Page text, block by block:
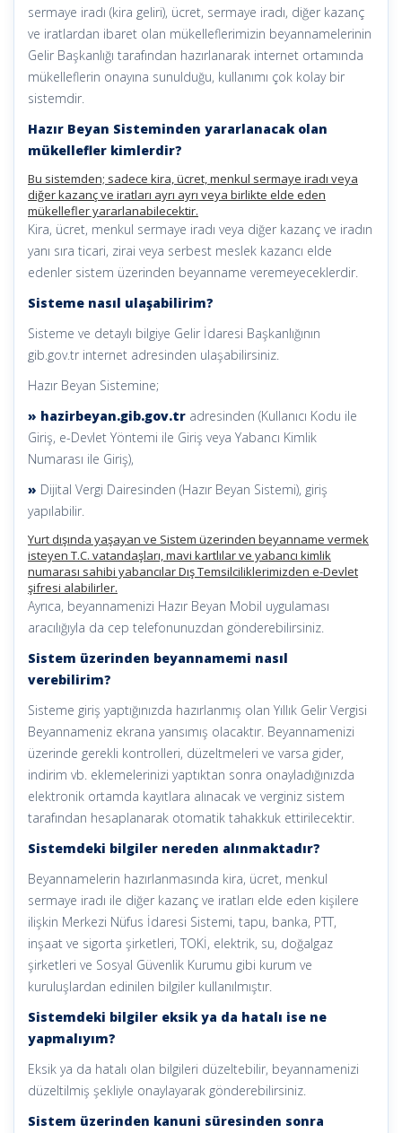
sermaye iradı (kira geliri), ücret, sermaye iradı, diğer kazanç
ve iratlardan ibaret olan mükelleflerimizin beyannamelerinin
Gelir Başkanlığı tarafından hazırlanarak internet ortamında
mükelleflerin onayına sunulduğu, kullanımı çok kolay bir
sistemdir.
Hazır Beyan Sisteminden yararlanacak olan
mükellefler kimlerdir?
Bu sistemden; sadece kira, ücret, menkul sermaye iradı veya
diğer kazanç ve iratları ayrı ayrı veya birlikte elde eden
mükellefler yararlanabilecektir.
Kira, ücret, menkul sermaye iradı veya diğer kazanç ve iradın
yanı sıra ticari, zirai veya serbest meslek kazancı elde
edenler sistem üzerinden beyanname veremeyeceklerdir.
Sisteme nasıl ulaşabilirim?
Sisteme ve detaylı bilgiye Gelir İdaresi Başkanlığının
gib.gov.tr internet adresinden ulaşabilirsiniz.
Hazır Beyan Sistemine;
» hazirbeyan.gib.gov.tr adresinden (Kullanıcı Kodu ile
Giriş, e-Devlet Yöntemi ile Giriş veya Yabancı Kimlik
Numarası ile Giriş),
» Dijital Vergi Dairesinden (Hazır Beyan Sistemi), giriş
yapılabilir.
Yurt dışında yaşayan ve Sistem üzerinden beyanname vermek
isteyen T.C. vatandaşları, mavi kartlılar ve yabancı kimlik
numarası sahibi yabancılar Dış Temsilciliklerimizden e-Devlet
şifresi alabilirler.
Ayrıca, beyannamenizi Hazır Beyan Mobil uygulaması
aracılığıyla da cep telefonunuzdan gönderebilirsiniz.
Sistem üzerinden beyannamemi nasıl
verebilirim?
Sisteme giriş yaptığınızda hazırlanmış olan Yıllık Gelir Vergisi
Beyannameniz ekrana yansımış olacaktır. Beyannamenizi
üzerinde gerekli kontrolleri, düzeltmeleri ve varsa gider,
indirim vb. eklemelerinizi yaptıktan sonra onayladığınızda
elektronik ortamda kayıtlara alınacak ve verginiz sistem
tarafından hesaplanarak otomatik tahakkuk ettirilecektir.
Sistemdeki bilgiler nereden alınmaktadır?
Beyannamelerin hazırlanmasında kira, ücret, menkul
sermaye iradı ile diğer kazanç ve iratları elde eden kişilere
ilişkin Merkezi Nüfus İdaresi Sistemi, tapu, banka, PTT,
inşaat ve sigorta şirketleri, TOKİ, elektrik, su, doğalgaz
şirketleri ve Sosyal Güvenlik Kurumu gibi kurum ve
kuruluşlardan edinilen bilgiler kullanılmıştır.
Sistemdeki bilgiler eksik ya da hatalı ise ne
yapmalıyım?
Eksik ya da hatalı olan bilgileri düzeltebilir, beyannamenizi
düzeltilmiş şekliyle onaylayarak gönderebilirsiniz.
Sistem üzerinden kanuni süresinden sonra